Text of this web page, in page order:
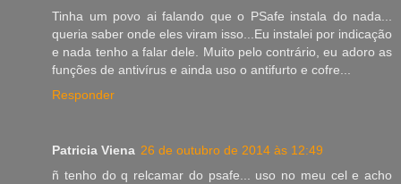
Tinha um povo ai falando que o PSafe instala do nada...
queria saber onde eles viram isso...Eu instalei por indicação
e nada tenho a falar dele. Muito pelo contrário, eu adoro as
funções de antivírus e ainda uso o antifurto e cofre...
Responder
Patricia Viena 26 de outubro de 2014 às 12:49
ñ tenho do q relcamar do psafe... uso no meu cel e acho